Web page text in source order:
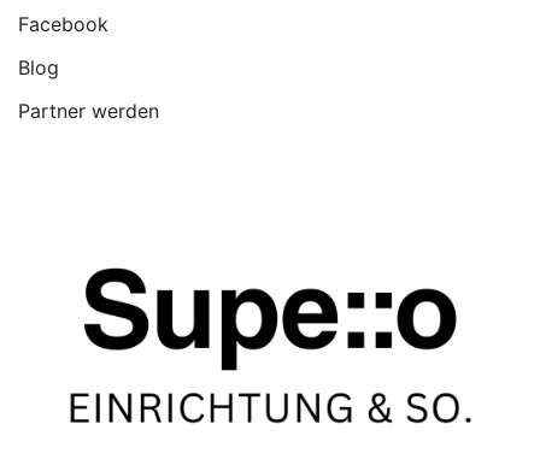
Facebook
Blog
Partner werden